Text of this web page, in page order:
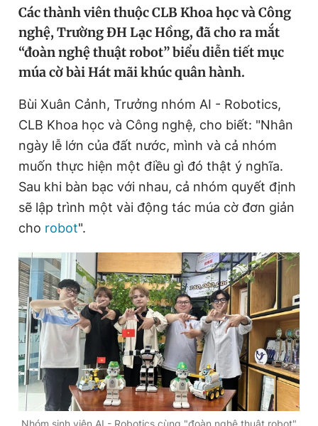
Tin thị trường Tin 360
Video Magazine
Sản phẩm khác
Tiện ích Bạn cần biết
Thông tin tòa soạn Liên hệ quảng cáo
Đọc Thanh Niên trên điện thoại
Theo dõi báo trên
Đăng xuất
Các thành viên thuộc CLB Khoa học và Công
nghệ, Trường ĐH Lạc Hồng, đã cho ra mắt
“đoàn nghệ thuật robot” biểu diễn tiết mục
múa cờ bài Hát mãi khúc quân hành.
Bùi Xuân Cảnh, Trưởng nhóm AI - Robotics,
CLB Khoa học và Công nghệ, cho biết: "Nhân
ngày lễ lớn của đất nước, mình và cả nhóm
muốn thực hiện một điều gì đó thật ý nghĩa.
Sau khi bàn bạc với nhau, cả nhóm quyết định
sẽ lập trình một vài động tác múa cờ đơn giản
cho robot".